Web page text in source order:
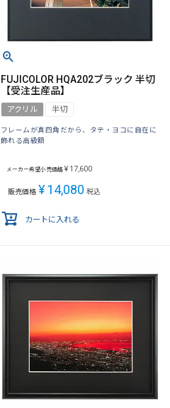
FUJICOLOR HQA202ブラック 半切
【受注生産品】
アクリル 半切
フレームが真四角だから、タテ・ヨコに自在に
飾れる高級額
メーカー希望小売価格 ¥ 17,600
販売価格 ¥14,080 税込
カートに入れる